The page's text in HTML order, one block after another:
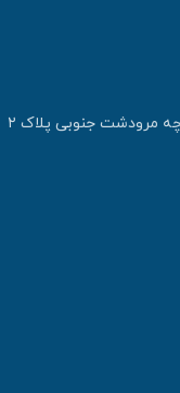
آدرس: تهران، دهکده المپیک، زیبادشت نبش کوچه مرودشت جنوبی پلاک ۲